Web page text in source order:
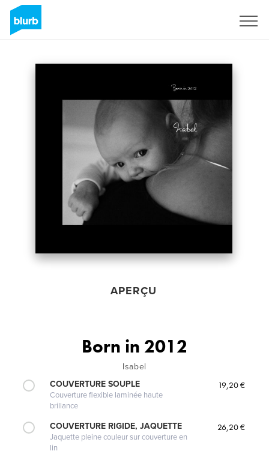
APERÇU
Born in 2012
Isabel
COUVERTURE SOUPLE
Couverture flexible laminée haute
brillance
19,20 €
COUVERTURE RIGIDE, JAQUETTE
Jaquette pleine couleur sur couverture en
lin
26,20 €